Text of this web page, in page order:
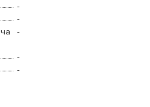
-
-
-
-
-